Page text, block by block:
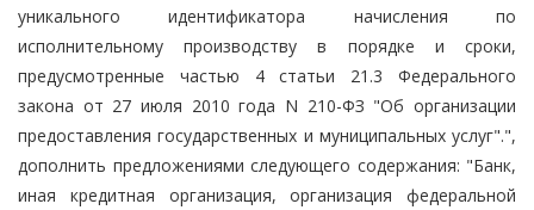
уникального идентификатора начисления по
исполнительному производству в порядке и сроки,
предусмотренные частью 4 статьи 21.3 Федерального
закона от 27 июля 2010 года N 210-ФЗ "Об организации
предоставления государственных и муниципальных услуг".",
дополнить предложениями следующего содержания: "Банк,
иная кредитная организация, организация федеральной